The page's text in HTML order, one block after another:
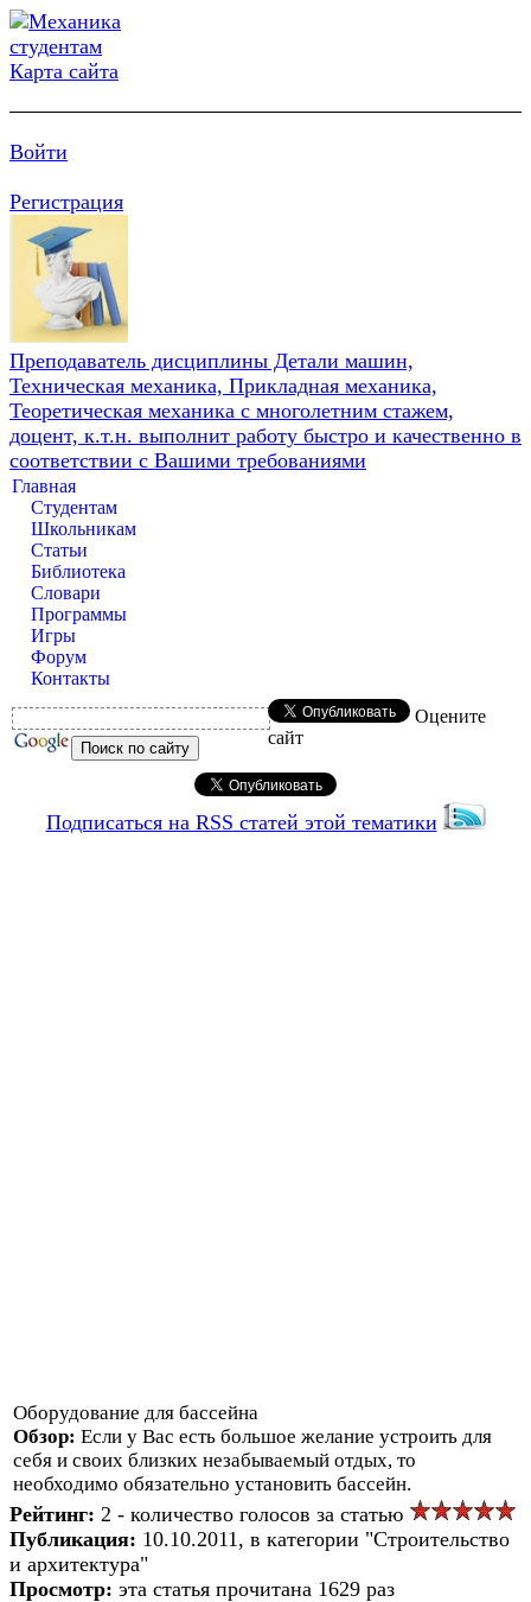
Карта сайта
Войти
Регистрация
Преподаватель дисциплины Детали машин,
Техническая механика, Прикладная механика,
Теоретическая механика с многолетним стажем,
доцент, к.т.н. выполнит работу быстро и качественно в
соответствии с Вашими требованиями
Главная
Студентам
Школьникам
Статьи
Библиотека
Словари
Программы
Игры
Форум
Контакты
Оцените
сайт
Подписаться на RSS статей этой тематики
Оборудование для бассейна
Обзор: Если у Вас есть большое желание устроить для
себя и своих близких незабываемый отдых, то
необходимо обязательно установить бассейн.
Рейтинг: 2 - количество голосов за статью
Публикация: 10.10.2011, в категории "Строительство
и архитектура"
Просмотр: эта статья прочитана 1629 раз